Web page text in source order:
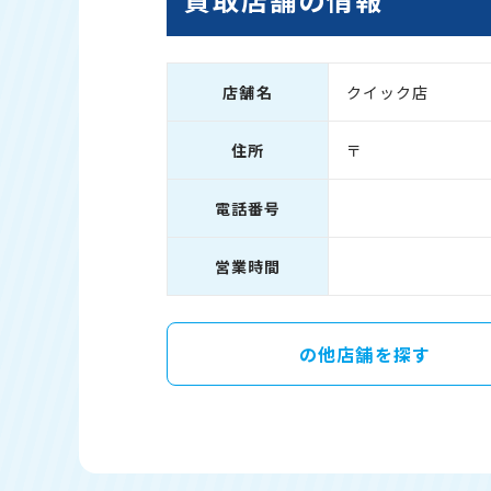
店舗名 クイック店
住所 〒
電話番号
営業時間
の他店舗を探す